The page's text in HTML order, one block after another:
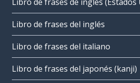
Libro de frases del inglés
Libro de frases del italiano
Libro de frases del japonés (kanji)